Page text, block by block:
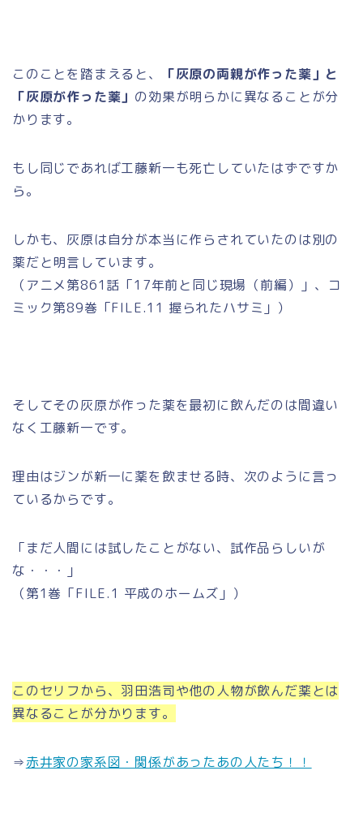
このことを踏まえると、
「灰原の両親が作った薬」と
「灰原が作った薬」 の効果が明らかに異なることが分
かります。
もし同じであれば工藤新一も死亡していたはずですか
ら。
しかも、灰原は自分が本当に作らされていたのは別の
薬だと明言しています。
（アニメ第861話「17年前と同じ現場（前編）」、コ
ミック第89巻「FILE.11 握られたハサミ」）
そしてその灰原が作った薬を最初に飲んだのは間違い
なく工藤新一です。
理由はジンが新一に薬を飲ませる時、次のように言っ
ているからです。
「まだ人間には試したことがない、試作品らしいが
な・・・」
（第1巻「FILE.1 平成のホームズ」）
このセリフから、羽田浩司や他の人物が飲んだ薬とは
異なることが分かります。
⇒赤井家の家系図・関係があったあの人たち！！